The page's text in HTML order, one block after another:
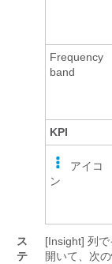
Frequency
band
KPI
アイコ
ン
ス
テ
[Insight] 列で
開いて、次